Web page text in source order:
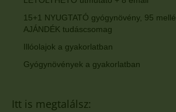
15+1 NYUGTATÓ gyógynövény, 95
AJÁNDÉK tudáscsomag
Illóolajok a gyakorlatban
Gyógynövények a gyakorlatban
Itt is megtalálsz: